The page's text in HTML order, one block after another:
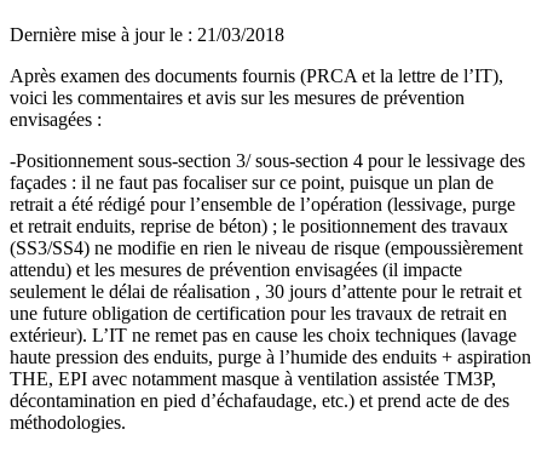
Dernière mise à jour le : 21/03/2018
Après examen des documents fournis (PRCA et la lettre de l’IT),
voici les commentaires et avis sur les mesures de prévention
envisagées :
-Positionnement sous-section 3/ sous-section 4 pour le lessivage des
façades : il ne faut pas focaliser sur ce point, puisque un plan de
retrait a été rédigé pour l’ensemble de l’opération (lessivage, purge
et retrait enduits, reprise de béton) ; le positionnement des travaux
(SS3/SS4) ne modifie en rien le niveau de risque (empoussièrement
attendu) et les mesures de prévention envisagées (il impacte
seulement le délai de réalisation , 30 jours d’attente pour le retrait et
une future obligation de certification pour les travaux de retrait en
extérieur). L’IT ne remet pas en cause les choix techniques (lavage
haute pression des enduits, purge à l’humide des enduits + aspiration
THE, EPI avec notamment masque à ventilation assistée TM3P,
décontamination en pied d’échafaudage, etc.) et prend acte de des
méthodologies.